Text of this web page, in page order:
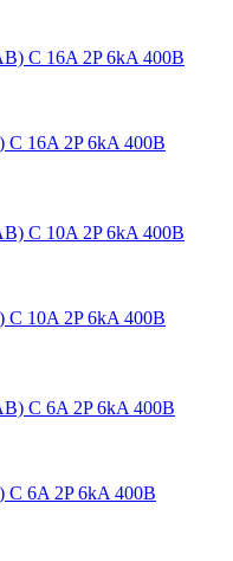
C 16A 2P 6kA 400В
C 10A 2P 6kA 400В
C 6A 2P 6kA 400В